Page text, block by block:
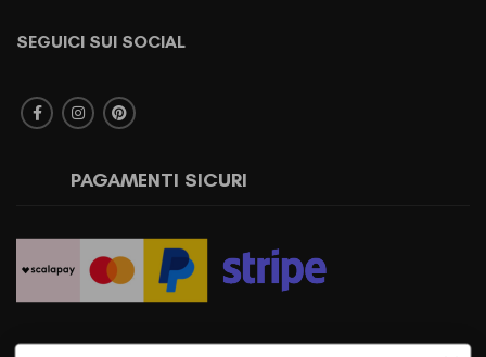
SEGUICI SUI SOCIAL
PAGAMENTI SICURI